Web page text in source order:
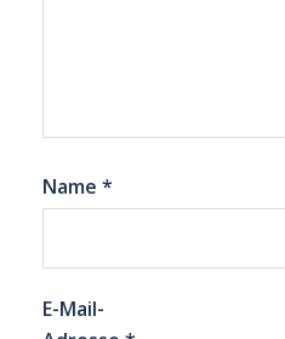
Name *
E-Mail-